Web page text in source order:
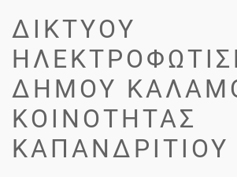
ΔΙΚΤΎΟΥ
ΔΉΜΟΥ
ΚΟΙΝΌΤΗΤΑΣ
ΚΑΠΑΝΔΡΙΤΊΟΥ